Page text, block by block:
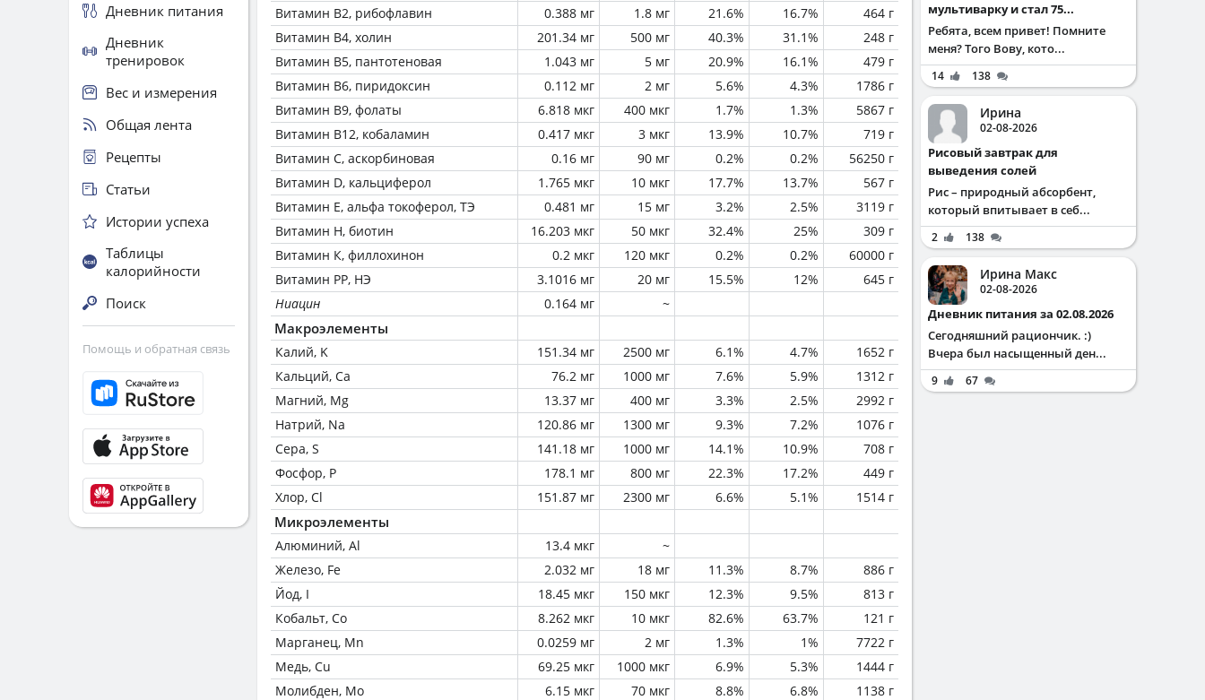
Витамин В2, рибофлавин
0.388 мг 1.8 мг 21.6% 16.7%
464 г
Витамин В4, холин
201.34 мг 500 мг 40.3% 31.1%
248 г
Витамин В5, пантотеновая
1.043 мг 5 мг 20.9% 16.1%
479 г
Витамин В6, пиридоксин
0.112 мг 2 мг 5.6% 4.3%
1786 г
Витамин В9, фолаты
6.818 мкг 400 мкг 1.7% 1.3%
5867 г
Витамин В12, кобаламин
0.417 мкг 3 мкг 13.9% 10.7%
719 г
Витамин C, аскорбиновая
0.16 мг 90 мг 0.2% 0.2%
56250 г
Витамин D, кальциферол
1.765 мкг 10 мкг 17.7% 13.7%
567 г
Витамин Е, альфа токоферол, ТЭ
0.481 мг 15 мг 3.2% 2.5%
3119 г
Витамин Н, биотин
16.203 мкг 50 мкг 32.4% 25%
309 г
Витамин К, филлохинон
0.2 мкг 120 мкг 0.2% 0.2%
60000 г
Витамин РР, НЭ
3.1016 мг 20 мг 15.5% 12%
645 г
Ниацин
0.164 мг ~
Макроэлементы
Калий, K 151.34 мг 2500 мг 6.1% 4.7%
1652 г
Кальций, Ca
76.2 мг 1000 мг 7.6% 5.9%
1312 г
Магний, Mg
13.37 мг 400 мг 3.3% 2.5%
2992 г
Натрий, Na
120.86 мг 1300 мг 9.3% 7.2%
1076 г
Сера, S
141.18 мг 1000 мг 14.1% 10.9%
708 г
Фосфор, P
178.1 мг 800 мг 22.3% 17.2%
449 г
Хлор, Cl
151.87 мг 2300 мг 6.6% 5.1% 1514 г
Микроэлементы
Алюминий, Al 13.4 мкг
~
Железо, Fe
2.032 мг 18 мг 11.3% 8.7%
886 г
Йод, I
18.45 мкг 150 мкг 12.3% 9.5%
813 г
Кобальт, Co
8.262 мкг 10 мкг 82.6% 63.7%
121 г
Марганец, Mn
0.0259 мг 2 мг 1.3% 1%
7722 г
Медь, Cu
69.25 мкг 1000 мкг 6.9% 5.3%
1444 г
Молибден, Mo
6.15 мкг 70 мкг 8.8% 6.8%
1138 г
Дневник питания
Дневник
тренировок
Вес и измерения
Общая лента
Рецепты
Статьи
Истории успеха
Таблицы
калорийности
Поиск
Помощь и обратная связь
мультиварку и стал 75...
Ребята, всем привет! Помните
меня? Того Вову, кото...
14 138
Ирина
02-08-2026
Рисовый завтрак для
выведения солей
Рис – природный абсорбент,
который впитывает в себ...
2 138
Ирина Макс
02-08-2026
Дневник питания за 02.08.2026
Сегодняшний рациончик. :)
Вчера был насыщенный ден...
9 67